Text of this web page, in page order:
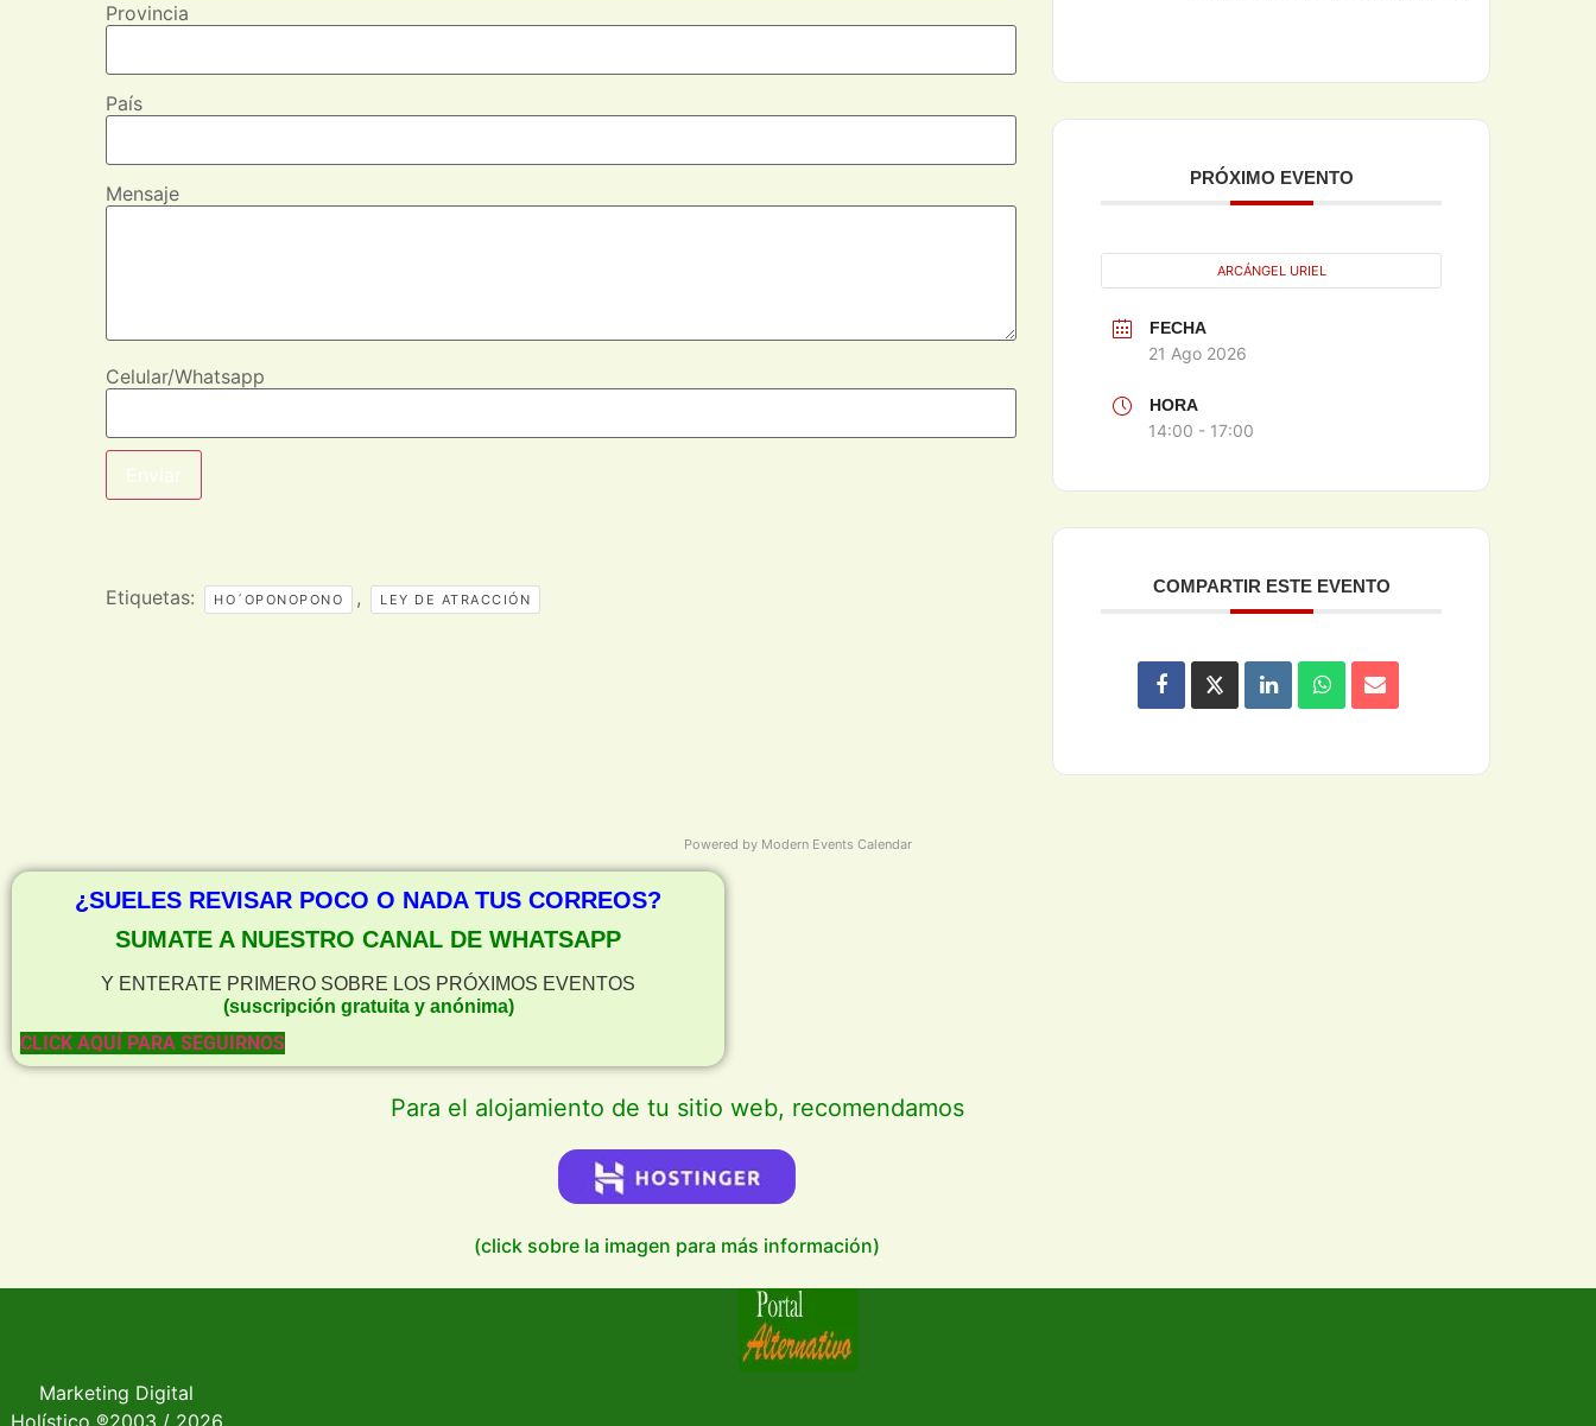
Provincia
País
Mensaje
Celular/Whatsapp
Enviar
Etiquetas: HO´OPONOPONO , LEY DE ATRACCIÓN
PRÓXIMO EVENTO
ARCÁNGEL URIEL
FECHA
21 Ago 2026
HORA
14:00 - 17:00
COMPARTIR ESTE EVENTO
Powered by Modern Events Calendar
¿SUELES REVISAR POCO O NADA TUS CORREOS?
SUMATE A NUESTRO CANAL DE WHATSAPP
Y ENTERATE PRIMERO SOBRE LOS PRÓXIMOS EVENTOS
(suscripción gratuita y anónima)
CLICK AQUÍ PARA SEGUIRNOS
Para el alojamiento de tu sitio web, recomendamos
(click sobre la imagen para más información)
Marketing Digital
Holístico ®2003 / 2026